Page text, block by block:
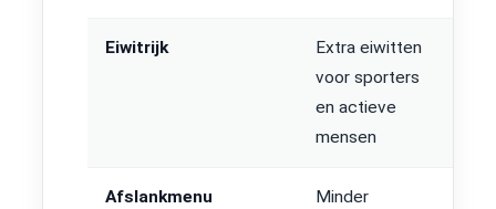
Eiwitrijk
Extra eiwitten
voor sporters
en actieve
mensen
Afslankmenu
Minder